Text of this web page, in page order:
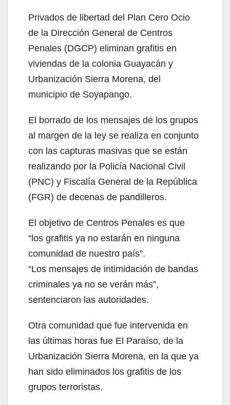
Privados de libertad del Plan Cero Ocio
de la Dirección General de Centros
Penales (DGCP) eliminan grafitis en
viviendas de la colonia Guayacán y
Urbanización Sierra Morena, del
municipio de Soyapango.
El borrado de los mensajes de los grupos
al margen de la ley se realiza en conjunto
con las capturas masivas que se están
realizando por la Policía Nacional Civil
(PNC) y Fiscalía General de la República
(FGR) de decenas de pandilleros.
El objetivo de Centros Penales es que
“los grafitis ya no estarán en ninguna
comunidad de nuestro país”.
“Los mensajes de intimidación de bandas
criminales ya no se verán más”,
sentenciaron las autoridades.
Otra comunidad que fue intervenida en
las últimas horas fue El Paraíso, de la
Urbanización Sierra Morena, en la que ya
han sido eliminados los grafitis de los
grupos terroristas.